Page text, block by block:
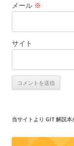
メール ※
サイト
当サイトより GIT 解説本